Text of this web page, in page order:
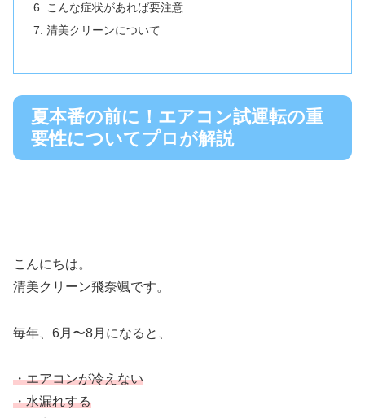
こんな症状があれば要注意
清美クリーンについて
夏本番の前に！エアコン試運転の重
要性についてプロが解説
こんにちは。
清美クリーン飛奈颯です。
毎年、6月〜8月になると、
・エアコンが冷えない
・水漏れする